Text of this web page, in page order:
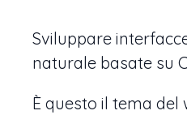
Sviluppare
naturale basate su
È questo il tema del